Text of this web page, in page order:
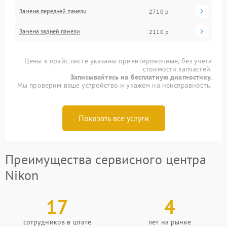
Замена передней панели 2710 р
Замена задней панели 2110 р
Цены в прайс-листе указаны ориентировочные, без учета
стоимости запчастей.
Записывайтесь на бесплатную диагностику.
Мы проверим ваше устройство и укажем на неисправность.
Показать все услуги
Преимущества сервисного центра
Nikon
17
сотрудников в штате
4
лет на рынке